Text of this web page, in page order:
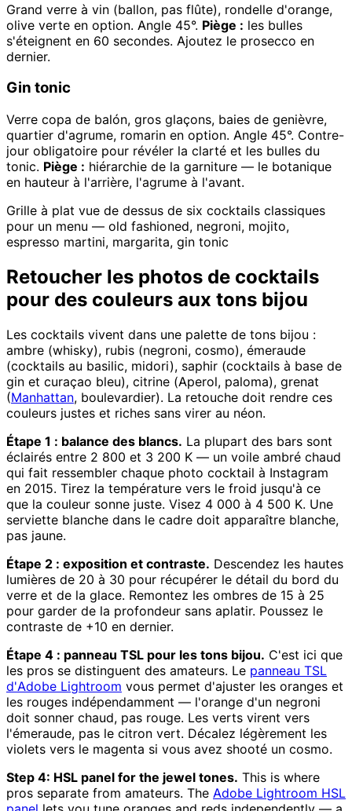
Grand verre à vin (ballon, pas flûte), rondelle d'orange,
olive verte en option. Angle 45°. Piège : les bulles
s'éteignent en 60 secondes. Ajoutez le prosecco en
dernier.
Gin tonic
Verre copa de balón, gros glaçons, baies de genièvre,
quartier d'agrume, romarin en option. Angle 45°. Contre-
jour obligatoire pour révéler la clarté et les bulles du
tonic. Piège : hiérarchie de la garniture — le botanique
en hauteur à l'arrière, l'agrume à l'avant.
Grille à plat vue de dessus de six cocktails classiques
pour un menu — old fashioned, negroni, mojito,
espresso martini, margarita, gin tonic
Retoucher les photos de cocktails
pour des couleurs aux tons bijou
Les cocktails vivent dans une palette de tons bijou :
ambre (whisky), rubis (negroni, cosmo), émeraude
(cocktails au basilic, midori), saphir (cocktails à base de
gin et curaçao bleu), citrine (Aperol, paloma), grenat
(Manhattan, boulevardier). La retouche doit rendre ces
couleurs justes et riches sans virer au néon.
Étape 1 : balance des blancs. La plupart des bars sont
éclairés entre 2 800 et 3 200 K — un voile ambré chaud
qui fait ressembler chaque photo cocktail à Instagram
en 2015. Tirez la température vers le froid jusqu'à ce
que la couleur sonne juste. Visez 4 000 à 4 500 K. Une
serviette blanche dans le cadre doit apparaître blanche,
pas jaune.
Étape 2 : exposition et contraste. Descendez les hautes
lumières de 20 à 30 pour récupérer le détail du bord du
verre et de la glace. Remontez les ombres de 15 à 25
pour garder de la profondeur sans aplatir. Poussez le
contraste de +10 en dernier.
Étape 4 : panneau TSL pour les tons bijou. C'est ici que
les pros se distinguent des amateurs. Le panneau TSL
d'Adobe Lightroom vous permet d'ajuster les oranges et
les rouges indépendamment — l'orange d'un negroni
doit sonner chaud, pas rouge. Les verts virent vers
l'émeraude, pas le citron vert. Décalez légèrement les
violets vers le magenta si vous avez shooté un cosmo.
Step 4: HSL panel for the jewel tones. This is where
pros separate from amateurs. The Adobe Lightroom HSL